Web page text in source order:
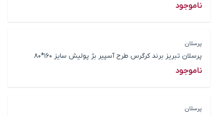
ناموجود
پرسلان
پرسلان تبریز برند کرگرس طرح آسپیر بژ پولیش سایز 160*80
ناموجود
پرسلان